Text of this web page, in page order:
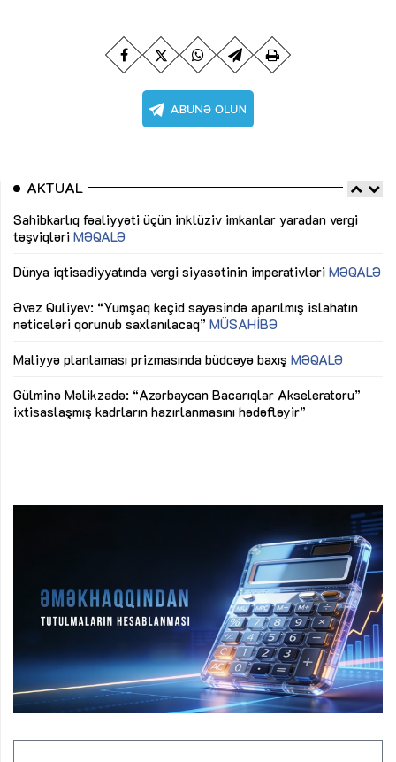
AKTUAL
Sahibkarlıq fəaliyyəti üçün inklüziv imkanlar yaradan vergi
təşviqləri MƏQALƏ
Dünya iqtisadiyyatında vergi siyasətinin imperativləri MƏQALƏ
Əvəz Quliyev: “Yumşaq keçid sayəsində aparılmış islahatın
nəticələri qorunub saxlanılacaq” MÜSAHİBƏ
Maliyyə planlaması prizmasında büdcəyə baxış MƏQALƏ
Gülminə Məlikzadə: “Azərbaycan Bacarıqlar Akseleratoru”
ixtisaslaşmış kadrların hazırlanmasını hədəfləyir”